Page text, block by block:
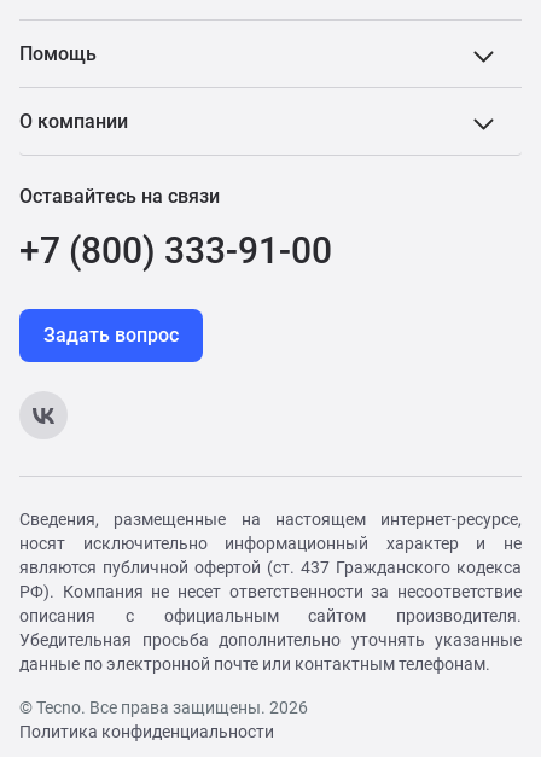
Помощь
О компании
Оставайтесь на связи
+7 (800) 333-91-00
Задать вопрос
Сведения, размещенные на настоящем интернет-ресурсе,
носят исключительно информационный характер и не
являются публичной офертой (ст. 437 Гражданского кодекса
РФ). Компания не несет ответственности за несоответствие
описания с официальным сайтом производителя.
Убедительная просьба дополнительно уточнять указанные
данные по электронной почте или контактным телефонам.
© Tecno. Все права защищены. 2026
Политика конфиденциальности